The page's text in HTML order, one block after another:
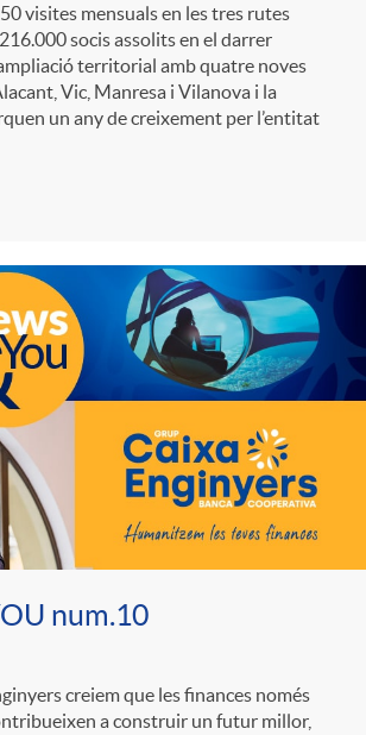
visites mensuals en les tres rutes
socis assolits en el darrer
territorial amb quatre noves
Vic, Manresa i Vilanova i la
un any de creixement per l’entitat
num.10
creiem que les finances només
a construir un futur millor,